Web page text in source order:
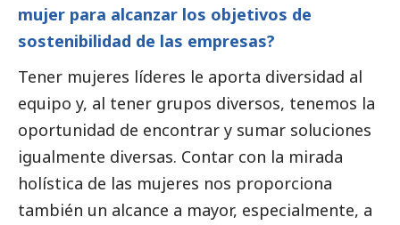
mujer para alcanzar los objetivos de
sostenibilidad de las empresas?
Tener mujeres líderes le aporta diversidad al
equipo y, al tener grupos diversos, tenemos la
oportunidad de encontrar y sumar soluciones
igualmente diversas. Contar con la mirada
holística de las mujeres nos proporciona
también un alcance a mayor, especialmente, a